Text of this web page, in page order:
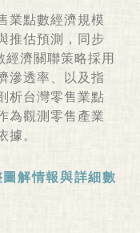
業點數經濟規模
推估預測，同步
濟關聯策略採用
滲透率、以及指
析台灣零售業點
為觀測零售產業
據。
解情報與詳細數